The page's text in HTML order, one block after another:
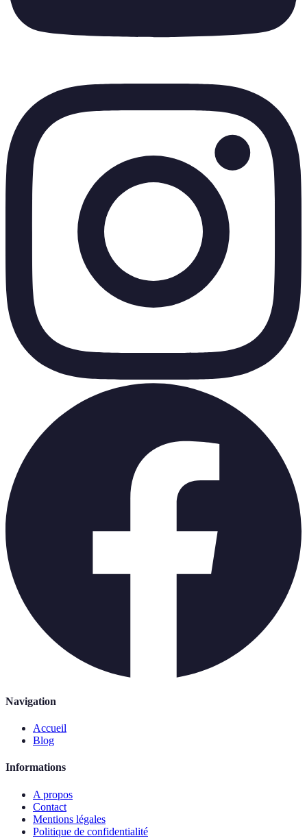
Navigation
Accueil
Blog
Informations
A propos
Contact
Mentions légales
Politique de confidentialité